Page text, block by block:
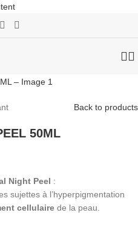
Back to products
50ML
Night Peel :
sujettes à l’hyperpigmentation
cellulaire de la peau.